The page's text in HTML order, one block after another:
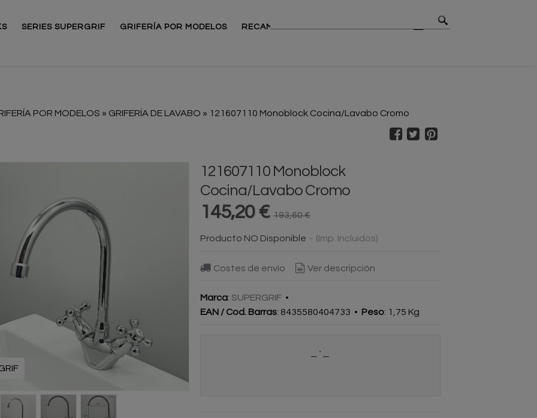
SERIES SUPERGRIF GRIFERÍA POR MODELOS RECAMBIOS CONTACTO BLOG
POR MODELOS » GRIFERÍA DE LAVABO » 121607110 Monoblock Cocina/Lavabo Cromo
121607110 Monoblock
Cocina/Lavabo Cromo
145,20 € 193,60 €
Producto NO Disponible - (Imp. Incluidos)
Costes de envío Ver descripción
Marca: SUPERGRIF•
EAN / Cod. Barras: 8435580404733 • Peso: 1,75 Kg